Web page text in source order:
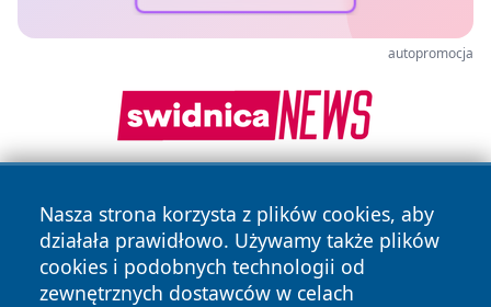
autopromocja
Nasza strona korzysta z plików cookies, aby
działała prawidłowo. Używamy także plików
cookies i podobnych technologii od
zewnętrznych dostawców w celach